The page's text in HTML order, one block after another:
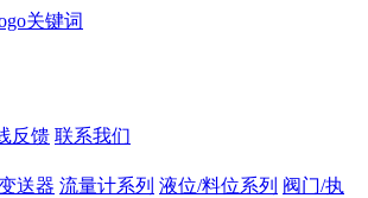
反馈 联系我们
送器 流量计系列 液位/料位系列 阀门/执